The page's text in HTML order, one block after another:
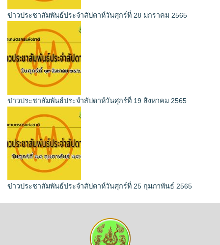
ข่าวประชาสัมพันธ์ประจำสัปดาห์วันศุกร์ที่ 28 มกราคม 2565
ข่าวประชาสัมพันธ์ประจำสัปดาห์วันศุกร์ที่ 19 สิงหาคม 2565
ข่าวประชาสัมพันธ์ประจำสัปดาห์วันศุกร์ที่ 25 กุมภาพันธ์ 2565